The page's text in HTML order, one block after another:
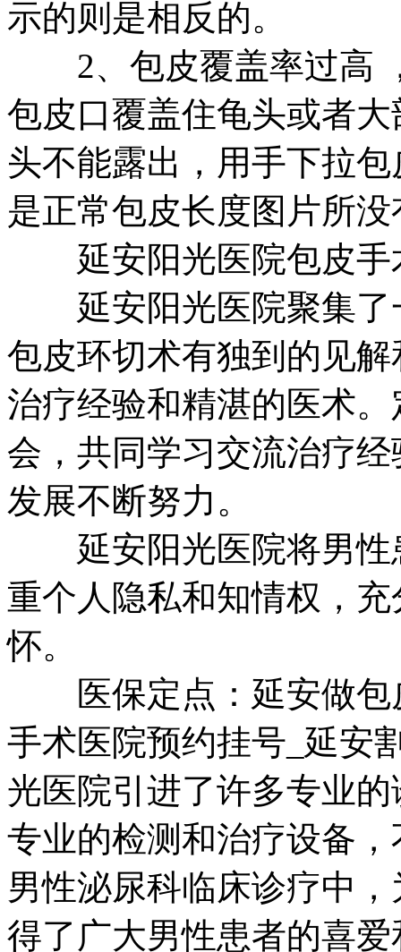
示的则是相反的。
2、包皮覆盖率过高
包皮口覆盖住龟头或者
头不能露出，用手下拉
是正常包皮长度图片所没
延安阳光医院包皮手
延安阳光医院聚集了
包皮环切术有独到的见
治疗经验和精湛的医术
会，共同学习交流治疗
发展不断努力。
延安阳光医院将男性
重个人隐私和知情权，
怀。
医保定点：延安做包
手术医院预约挂号_延安
光医院引进了许多专业
专业的检测和治疗设备
男性泌尿科临床诊疗中
得了广大男性患者的喜